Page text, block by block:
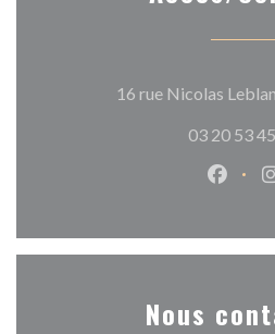
16 rue Nicolas
03 20 53
Nous